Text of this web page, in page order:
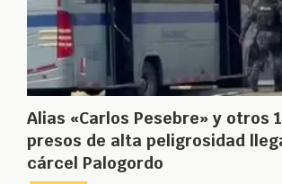
Alias «Carlos Pesebre» y otros
presos de alta peligrosidad
cárcel Palogordo